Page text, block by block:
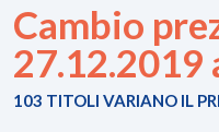
Cambio
27.12.2019
103 TITOLI VARIANO IL